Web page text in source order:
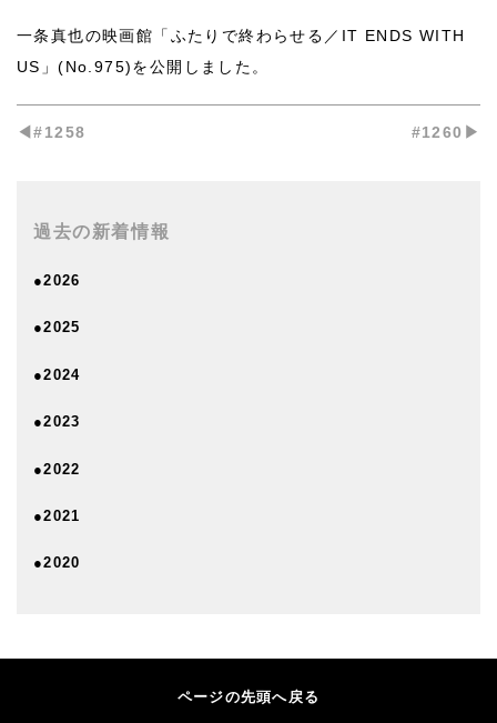
一条真也の映画館「ふたりで終わらせる／IT ENDS WITH
US」(No.975)を公開しました。
◀︎#1258 #1260▶︎
過去の新着情報
●2026
●2025
●2024
●2023
●2022
●2021
●2020
ページの先頭へ戻る